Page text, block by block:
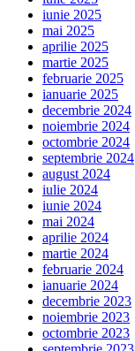
iunie 2025
mai 2025
aprilie 2025
martie 2025
februarie 2025
ianuarie 2025
decembrie 2024
noiembrie 2024
octombrie 2024
septembrie 2024
august 2024
iulie 2024
iunie 2024
mai 2024
aprilie 2024
martie 2024
februarie 2024
ianuarie 2024
decembrie 2023
noiembrie 2023
octombrie 2023